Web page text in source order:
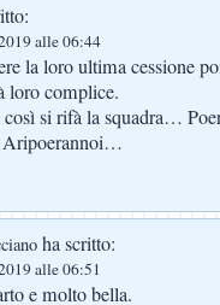
alle 06:44
la loro ultima cessione
loro complice.
si rifà la squadra…
ha scritto:
alle 06:51
e molto bella.